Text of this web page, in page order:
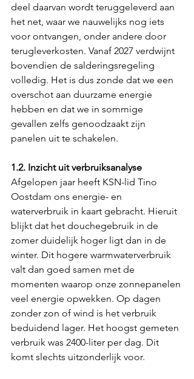
deel daarvan wordt teruggeleverd aan
het net, waar we nauwelijks nog iets
voor ontvangen, onder andere door
terugleverkosten. Vanaf 2027 verdwijnt
bovendien de salderingsregeling
volledig. Het is dus zonde dat we een
overschot aan duurzame energie
hebben en dat we in sommige
gevallen zelfs genoodzaakt zijn
panelen uit te schakelen.
1.2. Inzicht uit verbruiksanalyse
Afgelopen jaar heeft KSN-lid Tino
Oostdam ons energie- en
waterverbruik in kaart gebracht. Hieruit
blijkt dat het douchegebruik in de
zomer duidelijk hoger ligt dan in de
winter. Dit hogere warmwaterverbruik
valt dan goed samen met de
momenten waarop onze zonnepanelen
veel energie opwekken. Op dagen
zonder zon of wind is het verbruik
beduidend lager. Het hoogst gemeten
verbruik was 2400-liter per dag. Dit
komt slechts uitzonderlijk voor.